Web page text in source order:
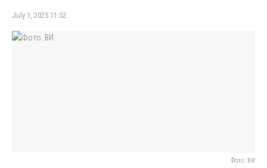
July 1, 2025 11:52
Фото: ВИ